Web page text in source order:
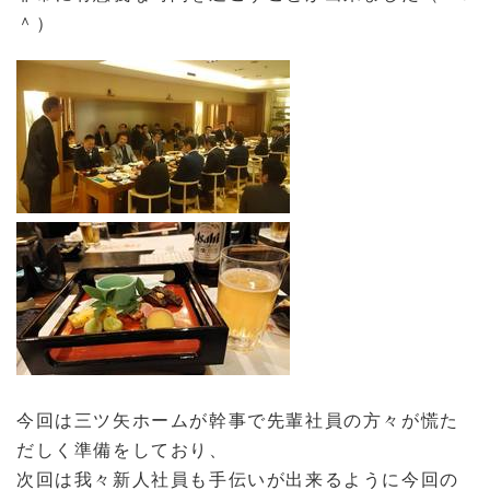
＾）
今回は三ツ矢ホームが幹事で先輩社員の方々が慌た
だしく準備をしており、
次回は我々新人社員も手伝いが出来るように今回の